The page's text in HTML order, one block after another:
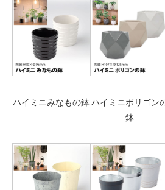
ハイミニみなもの鉢 ハイミニボリゴン
鉢